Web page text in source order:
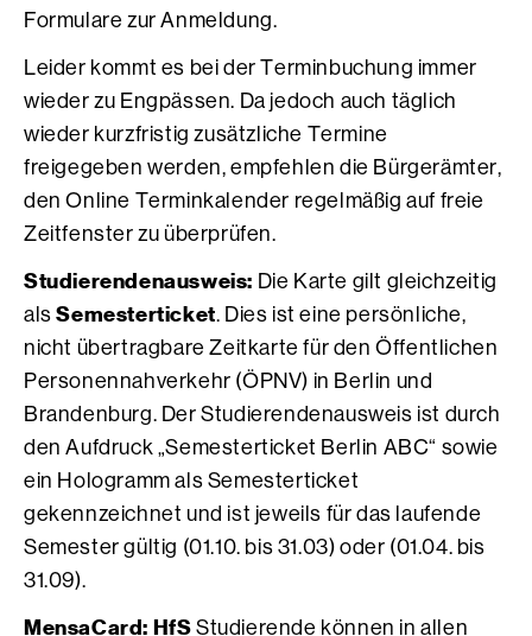
Formulare zur Anmeldung.
Leider kommt es bei der Terminbuchung immer
wieder zu Engpässen. Da jedoch auch täglich
wieder kurzfristig zusätzliche Termine
freigegeben werden, empfehlen die Bürgerämter,
den Online Terminkalender regelmäßig auf freie
Zeitfenster zu überprüfen.
Studierendenausweis: Die Karte gilt gleichzeitig
alsSemesterticket. Dies ist eine persönliche,
nicht übertragbare Zeitkarte für den Öffentlichen
Personennahverkehr (ÖPNV) in Berlin und
Brandenburg. Der Studierendenausweis ist durch
den Aufdruck „Semesterticket Berlin ABC“ sowie
ein Hologramm als Semesterticket
gekennzeichnet und ist jeweils für das laufende
Semester gültig (01.10. bis 31.03) oder (01.04. bis
31.09).
MensaCard: HfS Studierende können in allen